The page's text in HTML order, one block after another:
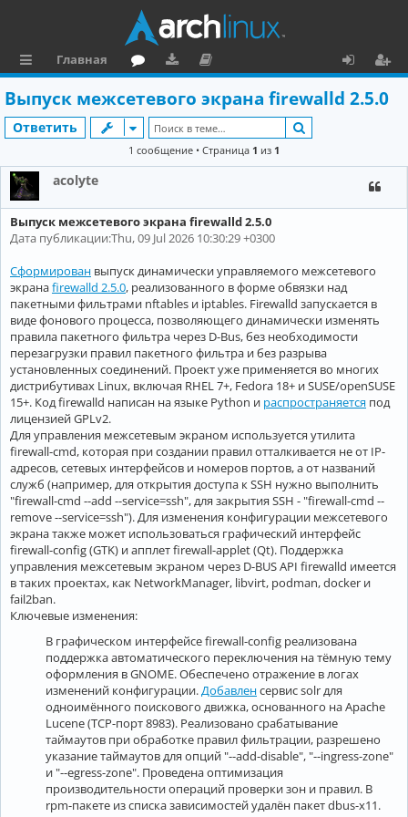
ы
л
к
и
Главная
ру
м
ру
зк
и
ку
м
е
та
и
я
р
Выпуск межсетевого экрана firewalld 2.5.0
Ответить
1 сообщение • Страница 1 из 1
acolyte
Выпуск межсетевого экрана firewalld 2.5.0
Дата публикации:Thu, 09 Jul 2026 10:30:29 +0300
Сформирован выпуск динамически управляемого межсетевого
экранаfirewalld 2.5.0, реализованного в форме обвязки над
пакетными фильтрами nftables и iptables. Firewalld запускается в
виде фонового процесса, позволяющего динамически изменять
правила пакетного фильтра через D-Bus, без необходимости
перезагрузки правил пакетного фильтра и без разрыва
установленных соединений. Проект уже применяется во многих
дистрибутивах Linux, включая RHEL 7+, Fedora 18+ и SUSE/openSUSE
15+. Код firewalld написан на языке Python и распространяется под
лицензией GPLv2.
Для управления межсетевым экраном используется утилита
firewall-cmd, которая при создании правил отталкивается не от IP-
адресов, сетевых интерфейсов и номеров портов, а от названий
служб (например, для открытия доступа к SSH нужно выполнить
"firewall-cmd --add --service=ssh", для закрытия SSH - "firewall-cmd --
remove --service=ssh"). Для изменения конфигурации межсетевого
экрана также может использоваться графический интерфейс
firewall-config (GTK) и апплет firewall-applet (Qt). Поддержка
управления межсетевым экраном через D-BUS API firewalld имеется
в таких проектах, как NetworkManager, libvirt, podman, docker и
fail2ban.
Ключевые изменения:
В графическом интерфейсе firewall-config реализована
поддержка автоматического переключения на тёмную тему
оформления в GNOME. Обеспечено отражение в логах
изменений конфигурации.Добавленсервис solr для
одноимённого поискового движка, основанного на Apache
Lucene (TCP-порт 8983). Реализовано срабатывание
таймаутов при обработке правил фильтрации, разрешено
указание таймаутов для опций "--add-disable", "--ingress-zone"
и "--egress-zone". Проведена оптимизация
производительности операций проверки зон и правил. В
rpm-пакете из списка зависимостей удалён пакет dbus-x11.